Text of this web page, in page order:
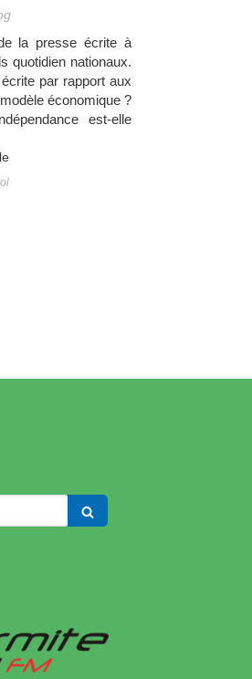
la presse écrite à
quotidien nationaux.
par rapport aux
économique ?
est-elle